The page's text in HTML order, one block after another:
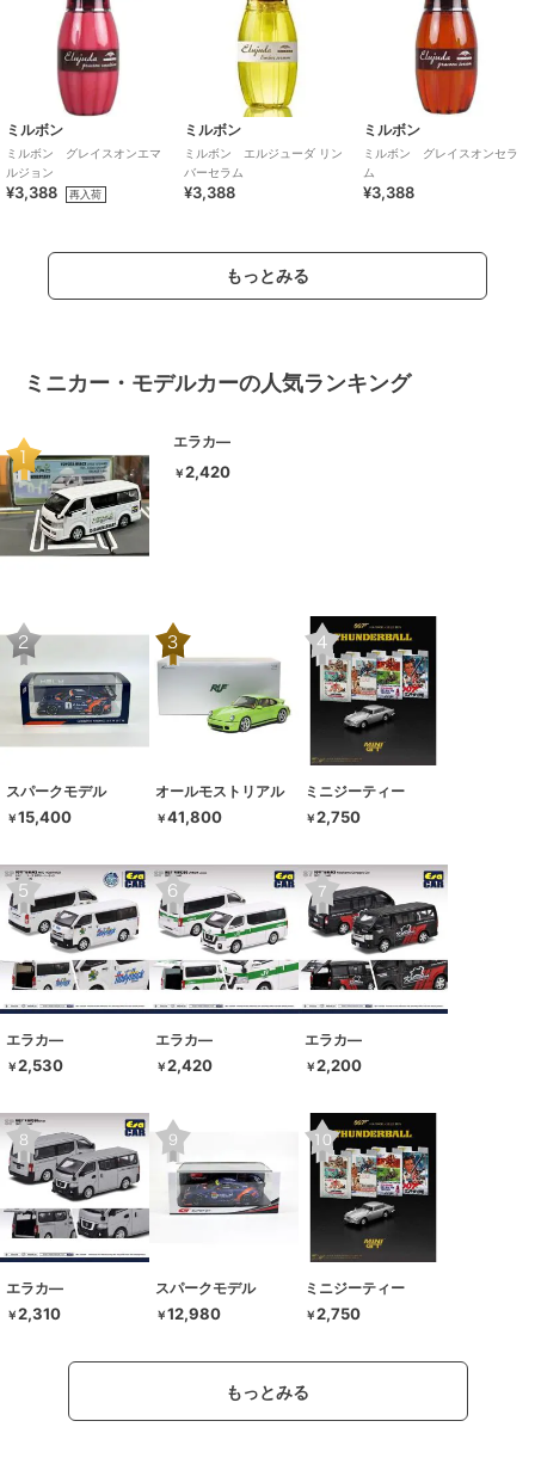
ミルボン
ミルボン グレイスオンエマ
ルジョン
¥3,388 再入荷
ミルボン
ミルボン エルジューダ リン
バーセラム
¥3,388
ミルボン
ミルボン グレイスオンセラ
ム
¥3,388
もっとみる
ミニカー・モデルカーの人気ランキング
エラカ―
￥2,420
スパークモデル
￥15,400
オールモストリアル
￥41,800
ミニジーティー
￥2,750
エラカ―
￥2,530
エラカ―
￥2,420
エラカ―
￥2,200
エラカ―
￥2,310
スパークモデル
￥12,980
ミニジーティー
￥2,750
もっとみる